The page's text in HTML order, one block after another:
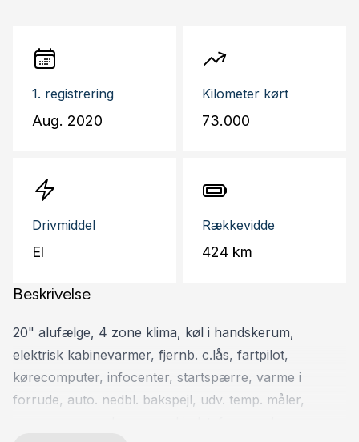
1. registrering
Aug. 2020
Kilometer kørt
73.000
Drivmiddel
El
Rækkevidde
424 km
Beskrivelse
20" alufælge, 4 zone klima, køl i handskerum,
elektrisk kabinevarmer, fjernb. c.lås, fartpilot,
kørecomputer, infocenter, startspærre, varme i
forrude, auto. nedbl. bakspejl, udv. temp. måler,